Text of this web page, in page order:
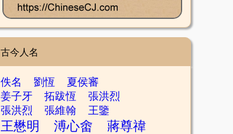
古今人名
佚名 劉恆
夏侯審
姜子牙
拓跋恆
張洪烈
張洪烈
張維翰 王鑒
王懋明 溥心畬
蔣尊禕